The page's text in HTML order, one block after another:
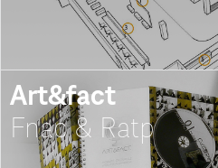
Art&fact
Fnac & Ratp